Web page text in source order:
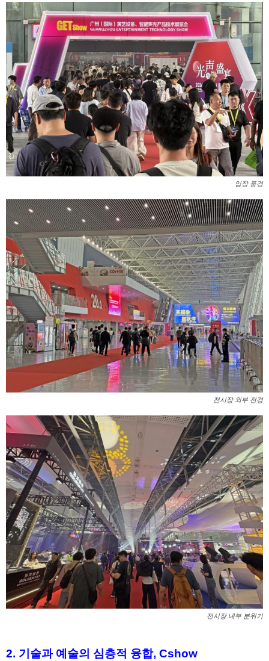
입장 풍경
전시장 외부 전경
전시장 내부 분위기
2. 기술과 예술의 심층적 융합, Cshow